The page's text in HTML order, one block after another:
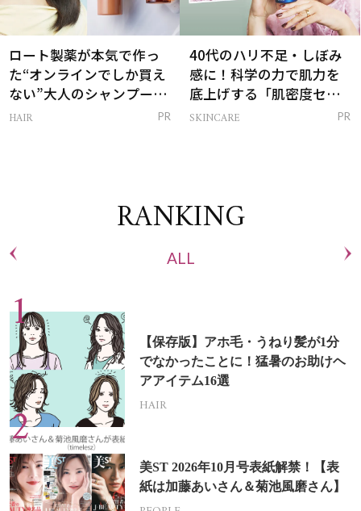
ロート製薬が本気で作っ
た“オンラインでしか買え
ない”大人のシャンプー＆
トリートメントって？
HAIR PR
40代のハリ不足・しぼみ
感に！科学の力で肌力を
底上げする「肌密度セラ
ム」
SKINCARE PR
RANKING
ALL
【保存版】アホ毛・うねり髪が1分
でなかったことに！猛暑のお助けヘ
アアイテム16選
HAIR
美ST 2026年10月号表紙解禁！【表
紙は加藤あいさん＆菊池風磨さん】